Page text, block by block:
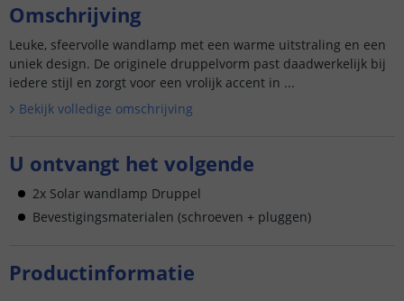
Omschrijving
Leuke, sfeervolle wandlamp met een warme uitstraling en een
uniek design. De originele druppelvorm past daadwerkelijk bij
iedere stijl en zorgt voor een vrolijk accent in ...
Bekijk volledige omschrijving
U ontvangt het volgende
2x Solar wandlamp Druppel
Bevestigingsmaterialen (schroeven + pluggen)
Productinformatie